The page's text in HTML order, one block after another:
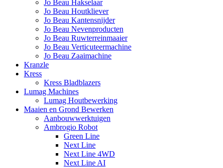
Jo Beau Hakselaar
Jo Beau Houtkliever
Jo Beau Kantensnijder
Jo Beau Nevenproducten
Jo Beau Ruwterreinmaaier
Jo Beau Verticuteermachine
Jo Beau Zaaimachine
Kranzle
Kress
Kress Bladblazers
Lumag Machines
Lumag Houtbewerking
Maaien en Grond Bewerken
Aanbouwwerktuigen
Ambrogio Robot
Green Line
Next Line
Next Line 4WD
Next Line AI